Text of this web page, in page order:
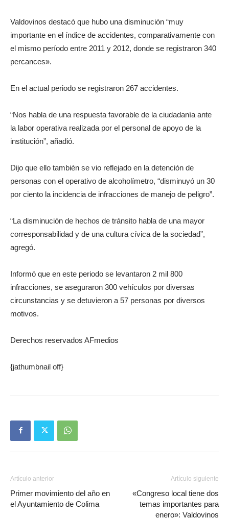
Valdovinos destacó que hubo una disminución “muy
importante en el índice de accidentes, comparativamente con
el mismo período entre 2011 y 2012, donde se registraron 340
percances».
En el actual periodo se registraron 267 accidentes.
“Nos habla de una respuesta favorable de la ciudadanía ante
la labor operativa realizada por el personal de apoyo de la
institución”, añadió.
Dijo que ello también se vio reflejado en la detención de
personas con el operativo de alcoholímetro, “disminuyó un 30
por ciento la incidencia de infracciones de manejo de peligro”.
“La disminución de hechos de tránsito habla de una mayor
corresponsabilidad y de una cultura cívica de la sociedad”,
agregó.
Informó que en este periodo se levantaron 2 mil 800
infracciones, se aseguraron 300 vehículos por diversas
circunstancias y se detuvieron a 57 personas por diversos
motivos.
Derechos reservados AFmedios
{jathumbnail off}
Artículo anterior
Primer movimiento del año en
el Ayuntamiento de Colima
Artículo siguiente
«Congreso local tiene dos
temas importantes para
enero»: Valdovinos